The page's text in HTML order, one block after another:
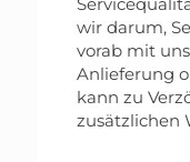
wir darum,
vorab mit
Anlieferung
kann zu
zusätzlichen